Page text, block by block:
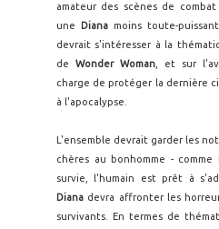
amateur des scènes de
une Dianamoins toute-
devrait s'intéresser à la
de Wonder Woman , et sur
charge de protéger la dernière
à l'apocalypse.
L'ensemble devrait garder les
chères au bonhomme -
survie, l'humain est prêt à
Diana devra affronter les
survivants. En termes de